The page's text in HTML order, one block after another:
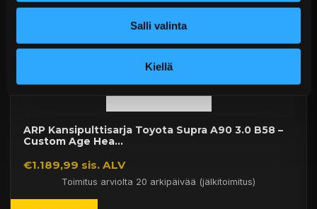
Salli valinta
Kiellä
ARP Kansipulttisarja Toyota Supra A90 3.0 B58 –
Custom Age Hea...
€1.189,99 sis. ALV
Toimitus arviolta 20 arkipäivää (jälkitoimitus)